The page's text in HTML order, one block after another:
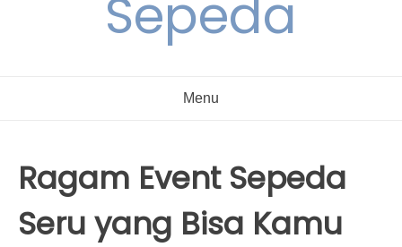
Sepeda
Menu
Ragam Event Sepeda
Seru yang Bisa Kamu